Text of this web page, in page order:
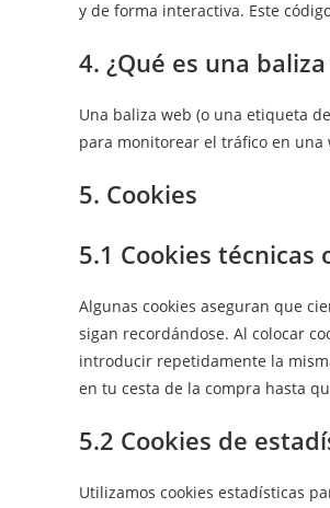
y de forma interactiva. Este
4. ¿Qué es una
Una baliza web (o una etiqueta
para monitorear el tráfico en una
5. Cookies
5.1 Cookies técnicas
Algunas cookies aseguran que
sigan recordándose. Al colocar
introducir repetidamente la
en tu cesta de la compra hasta
5.2 Cookies de
Utilizamos cookies estadísticas